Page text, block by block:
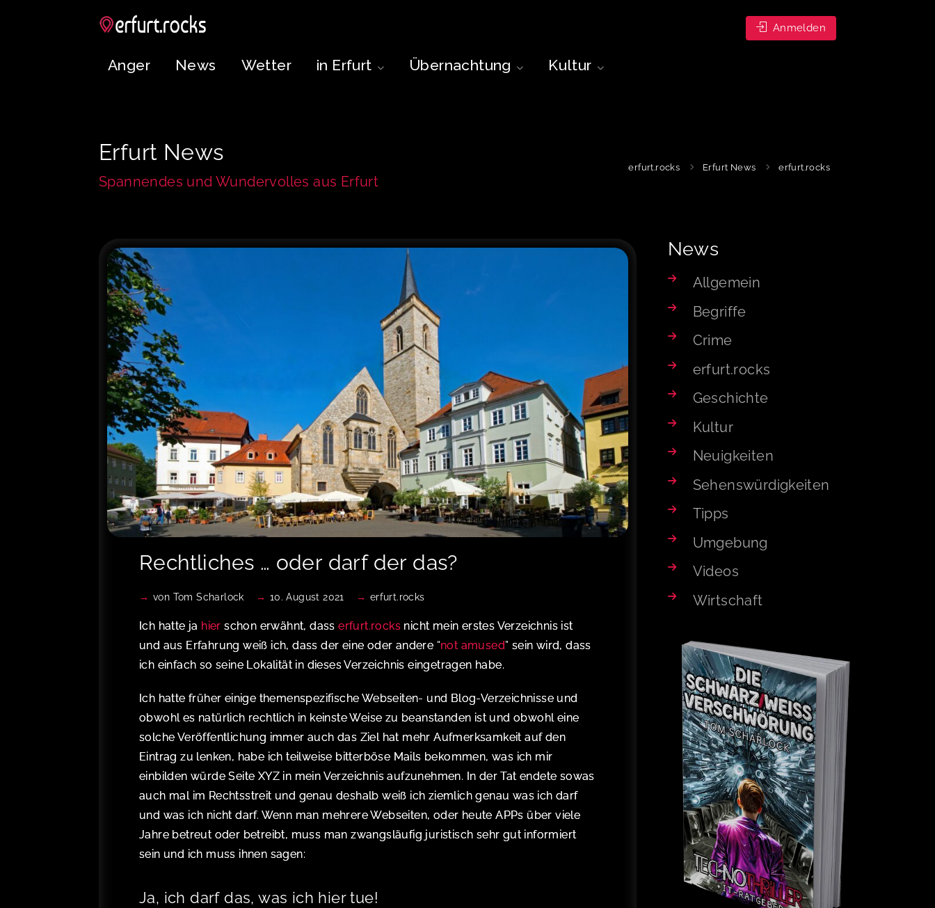
Anger News Wetter in Erfurt Übernachtung Kultur
Anmelden
Erfurt News
Spannendes und Wundervolles aus Erfurt
erfurt.rocks Erfurt News erfurt.rocks
Rechtliches … oder darf der das?
von Tom Scharlock 10. August 2021 erfurt.rocks
Ich hatte ja hier schon erwähnt, dasserfurt.rocks nicht mein erstes Verzeichnis ist
und aus Erfahrung weiß ich, dass der eine oder andere “not amused” sein wird, dass
ich einfach so seine Lokalität in dieses Verzeichnis eingetragen habe.
Ich hatte früher einige themenspezifische Webseiten- und Blog-Verzeichnisse und
obwohl es natürlich rechtlich in keinste Weise zu beanstanden ist und obwohl eine
solche Veröffentlichung immer auch das Ziel hat mehr Aufmerksamkeit auf den
Eintrag zu lenken, habe ich teilweise bitterböse Mails bekommen, was ich mir
einbilden würde Seite XYZ in mein Verzeichnis aufzunehmen. In der Tat endete sowas
auch mal im Rechtsstreit und genau deshalb weiß ich ziemlich genau was ich darf
und was ich nicht darf. Wenn man mehrere Webseiten, oder heute APPs über viele
Jahre betreut oder betreibt, muss man zwangsläufig juristisch sehr gut informiert
sein und ich muss ihnen sagen:
Ja, ich darf das, was ich hier tue!
News
Allgemein
Begriffe
Crime
erfurt.rocks
Geschichte
Kultur
Neuigkeiten
Sehenswürdigkeiten
Tipps
Umgebung
Videos
Wirtschaft